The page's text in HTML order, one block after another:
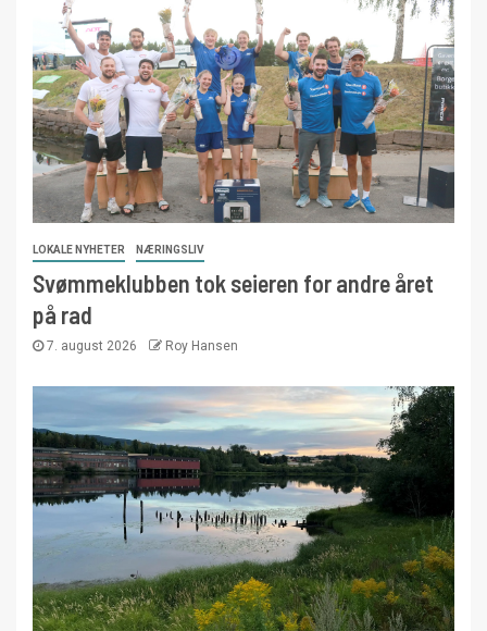
LOKALE NYHETER NÆRINGSLIV
Svømmeklubben tok seieren for andre året
på rad
7. august 2026 Roy Hansen